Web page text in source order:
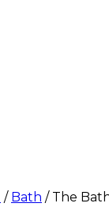
/ Bath / The